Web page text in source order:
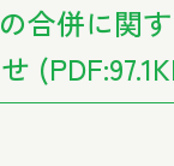
合併に関
せ